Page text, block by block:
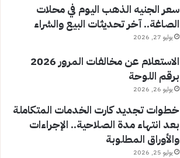
سعر الجنيه الذهب اليوم في محلات
الصاغة.. آخر تحديثات البيع والشراء
يوليو 27, 2026
الاستعلام عن مخالفات المرور 2026
برقم اللوحة
يوليو 26, 2026
خطوات تجديد كارت الخدمات المتكاملة
بعد انتهاء مدة الصلاحية.. الإجراءات
والأوراق المطلوبة
يوليو 25, 2026